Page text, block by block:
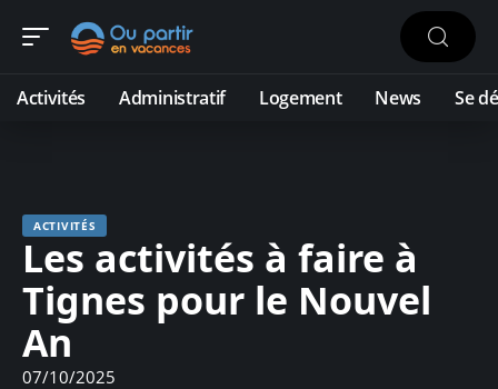
Activités Administratif Logement News Se
ACTIVITÉS
Les activités à faire à
Tignes pour le Nouvel
An
07/10/2025